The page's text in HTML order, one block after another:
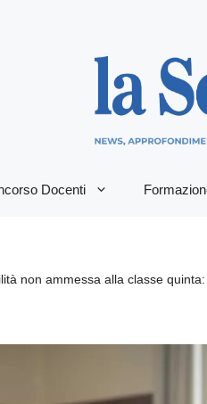
Docenti
non ammessa alla classe